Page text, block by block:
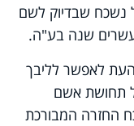
נשכח שבדיוק לשם
שנה בע"ה.
העת לאפשר לליבך
תחושת אשם
החזרה המבורכת